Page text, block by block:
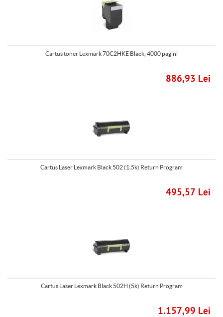
Cartus toner Lexmark 70C2HKE Black, 4000 pagini
886,93 Lei
Cartus Laser Lexmark Black 502 (1.5k) Return Program
495,57 Lei
Cartus Laser Lexmark Black 502H (5k) Return Program
1.157,99 Lei